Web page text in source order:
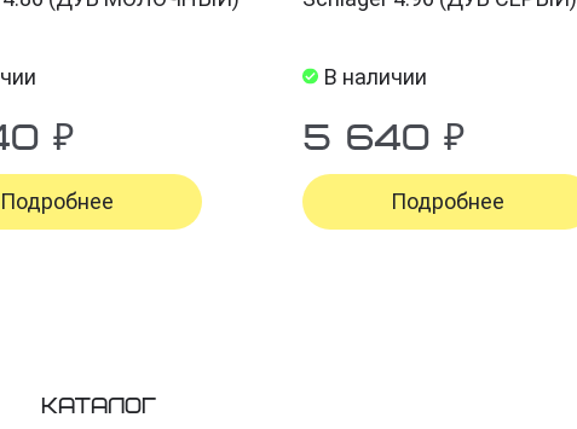
₽
Подробнее
В наличии
5 640 ₽
Подробнее
Каталог